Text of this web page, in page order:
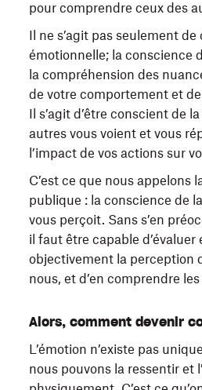
pour comprendre ceux des
Il ne s’agit pas seulement de
émotionnelle; la conscience
la compréhension des
de votre comportement et
Il s’agit d’être conscient de
autres vous voient et vous
l’impact de vos actions sur
C’est ce que nous appelons
publique : la conscience de
vous perçoit. Sans s’en
il faut être capable
objectivement la perception
nous, et d’en comprendre
Alors, comment devenir
L’émotion n’existe pas
nous pouvons la ressentir et